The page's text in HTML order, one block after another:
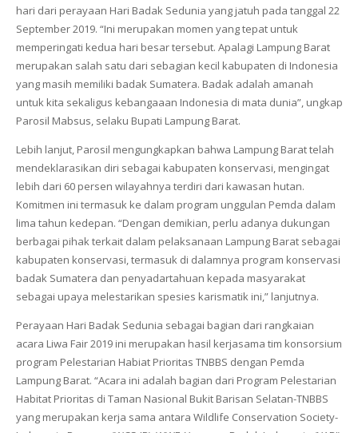
hari dari perayaan Hari Badak Sedunia yang jatuh pada tanggal 22
September 2019. “Ini merupakan momen yang tepat untuk
memperingati kedua hari besar tersebut. Apalagi Lampung Barat
merupakan salah satu dari sebagian kecil kabupaten di Indonesia
yang masih memiliki badak Sumatera. Badak adalah amanah
untuk kita sekaligus kebangaaan Indonesia di mata dunia”, ungkap
Parosil Mabsus, selaku Bupati Lampung Barat.
Lebih lanjut, Parosil mengungkapkan bahwa Lampung Barat telah
mendeklarasikan diri sebagai kabupaten konservasi, mengingat
lebih dari 60 persen wilayahnya terdiri dari kawasan hutan.
Komitmen ini termasuk ke dalam program unggulan Pemda dalam
lima tahun kedepan. “Dengan demikian, perlu adanya dukungan
berbagai pihak terkait dalam pelaksanaan Lampung Barat sebagai
kabupaten konservasi, termasuk di dalamnya program konservasi
badak Sumatera dan penyadartahuan kepada masyarakat
sebagai upaya melestarikan spesies karismatik ini,” lanjutnya.
Perayaan Hari Badak Sedunia sebagai bagian dari rangkaian
acara Liwa Fair 2019 ini merupakan hasil kerjasama tim konsorsium
program Pelestarian Habiat Prioritas TNBBS dengan Pemda
Lampung Barat. “Acara ini adalah bagian dari Program Pelestarian
Habitat Prioritas di Taman Nasional Bukit Barisan Selatan-TNBBS
yang merupakan kerja sama antara Wildlife Conservation Society-